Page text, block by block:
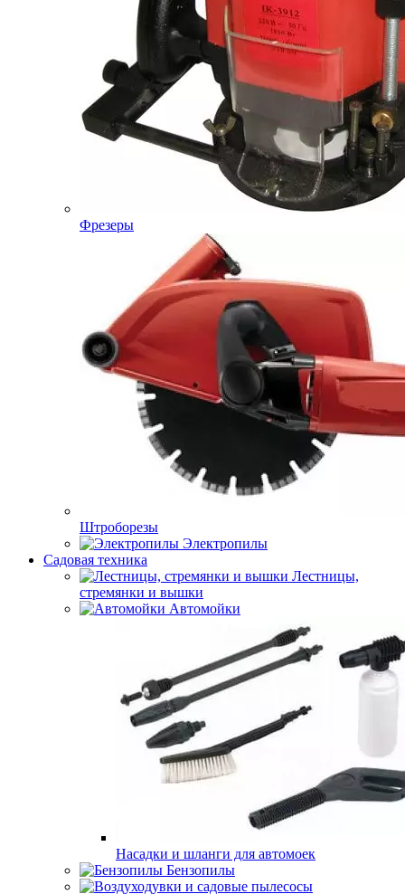
Фрезеры
Штроборезы
Электропилы
Садовая техника
Лестницы,
стремянки и вышки
Автомойки
Насадки и шланги для автомоек
Бензопилы